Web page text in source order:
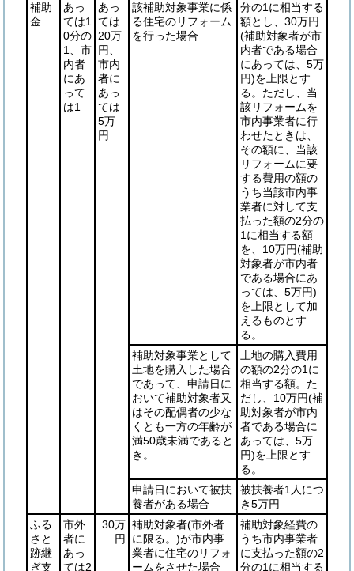
補助
金
あっ
ては1
0分の
1、市
内者
にあ
って
は1
あっ
ては
20万
円、
市内
者に
あっ
ては
5万
円
該補助対象事業に係
る住宅のリフォーム
を行った場合
分の1に相当する
額とし、30万円
(補助対象者が市
内者である場合
にあっては、5万
円)を上限とす
る。ただし、当
該リフォームを
市内事業者に行
わせたときは、
その額に、当該
リフォームに要
する費用の額の
うち当該市内事
業者に対して支
払った額の2分の
1に相当する額
を、10万円(補助
対象者が市内者
である場合にあ
っては、5万円)
を上限として加
えるものとす
る。
補助対象事業として
土地を購入した場合
であって、申請日に
おいて補助対象者又
はその配偶者の少な
くとも一方の年齢が
満50歳未満であると
き。
土地の購入費用
の額の2分の1に
相当する額。た
だし、10万円(補
助対象者が市内
者である場合に
あっては、5万
円)を上限とす
る。
申請日において被扶
養者がある場合
被扶養者1人につ
き5万円
ふる
さと
跡継
ぎ支
市外
者に
あっ
ては2
30万
円
補助対象者(市外者
に限る。)が市内事
業者に住宅のリフォ
ームをさせた場合
補助対象経費の
うち市内事業者
に支払った額の2
分の1に相当する